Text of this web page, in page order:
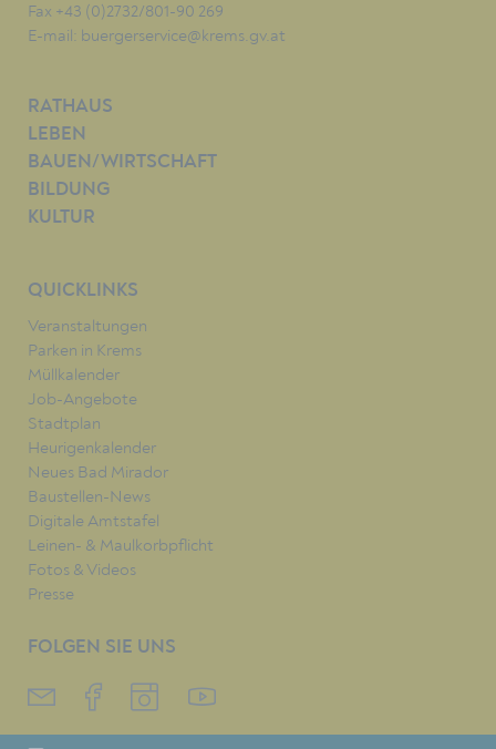
Fax +43 (0)2732/801-90 269
E-mail: buergerservice@krems.gv.at
RATHAUS
LEBEN
BAUEN/WIRTSCHAFT
BILDUNG
KULTUR
QUICKLINKS
Veranstaltungen
Parken in Krems
Müllkalender
Job-Angebote
Stadtplan
Heurigenkalender
Neues Bad Mirador
Baustellen-News
Digitale Amtstafel
Leinen- & Maulkorbpflicht
Fotos & Videos
Presse
FOLGEN SIE UNS